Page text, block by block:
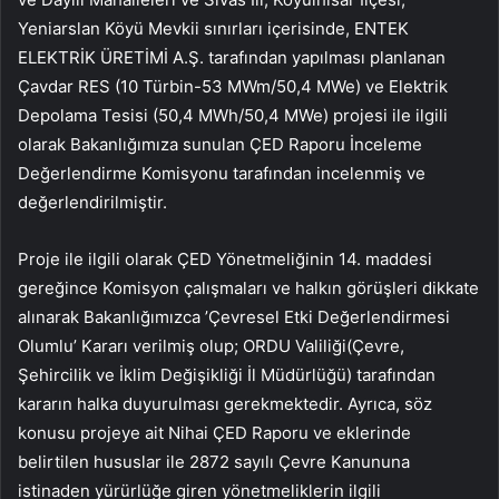
Yeniarslan Köyü Mevkii sınırları içerisinde, ENTEK
ELEKTRİK ÜRETİMİ A.Ş. tarafından yapılması planlanan
Çavdar RES (10 Türbin-53 MWm/50,4 MWe) ve Elektrik
Depolama Tesisi (50,4 MWh/50,4 MWe) projesi ile ilgili
olarak Bakanlığımıza sunulan ÇED Raporu İnceleme
Değerlendirme Komisyonu tarafından incelenmiş ve
değerlendirilmiştir.
Proje ile ilgili olarak ÇED Yönetmeliğinin 14. maddesi
gereğince Komisyon çalışmaları ve halkın görüşleri dikkate
alınarak Bakanlığımızca ’Çevresel Etki Değerlendirmesi
Olumlu’ Kararı verilmiş olup; ORDU Valiliği(Çevre,
Şehircilik ve İklim Değişikliği İl Müdürlüğü) tarafından
kararın halka duyurulması gerekmektedir. Ayrıca, söz
konusu projeye ait Nihai ÇED Raporu ve eklerinde
belirtilen hususlar ile 2872 sayılı Çevre Kanununa
istinaden yürürlüğe giren yönetmeliklerin ilgili